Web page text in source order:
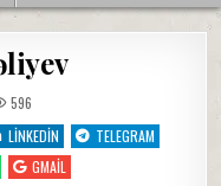
596
LINKEDIN
TELEGRAM
GMAIL